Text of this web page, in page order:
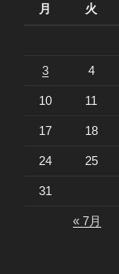
月
火
3 4
10 11
17 18
24 25
31
« 7月